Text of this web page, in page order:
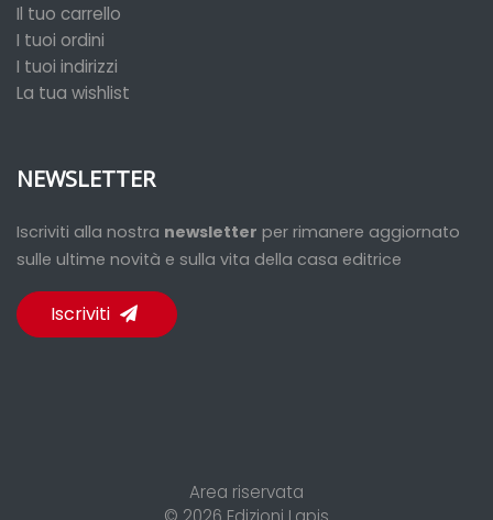
Il tuo carrello
I tuoi ordini
I tuoi indirizzi
La tua wishlist
NEWSLETTER
Iscriviti alla nostra newsletter per rimanere aggiornato
sulle ultime novità e sulla vita della casa editrice
Iscriviti
Area riservata